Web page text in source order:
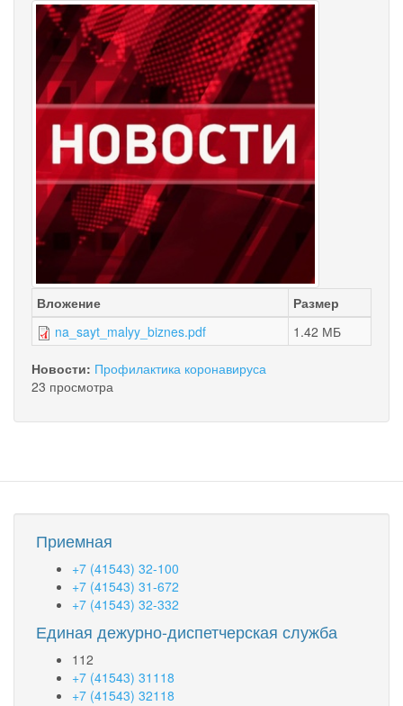
Вложение
Размер
na_sayt_malyy_biznes.pdf
1.42 МБ
Новости: Профилактика коронавируса
23 просмотра
Приемная
+7 (41543) 32-100
+7 (41543) 31-672
+7 (41543) 32-332
Единая дежурно-диспетчерская служба
112
+7 (41543) 31118
+7 (41543) 32118